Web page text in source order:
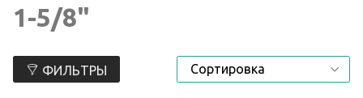
1-5/8"
ФИЛЬТРЫ